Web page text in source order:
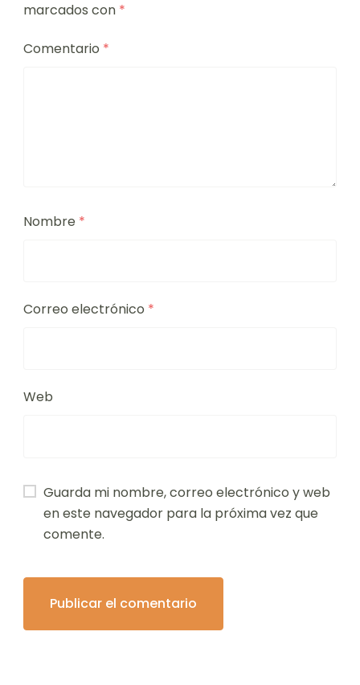
marcados con *
Comentario *
Nombre *
Correo electrónico *
Web
Guarda mi nombre, correo electrónico y web
en este navegador para la próxima vez que
comente.